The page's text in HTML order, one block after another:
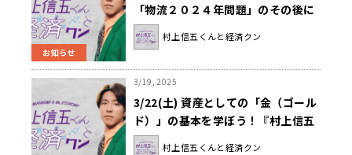
お知らせ
「物流２０２４年問題」のその後に
迫る！『村上信五くんと経済クン』
村上信五くんと経済クン
3/19, 2025
3/22(土) 資産としての「金（ゴール
ド）」の基本を学ぼう！『村上信五
くんと経済クン』
村上信五くんと経済クン